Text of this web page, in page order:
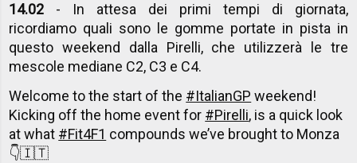
14.02 - In attesa dei primi tempi di giornata,
ricordiamo quali sono le gomme portate in pista in
questo weekend dalla Pirelli, che utilizzerà le tre
mescole mediane C2, C3 e C4.
Welcome to the start of the #ItalianGP weekend!
Kicking off the home event for #Pirelli, is a quick look
at what #Fit4F1 compounds we’ve brought to Monza
👇🇮🇹